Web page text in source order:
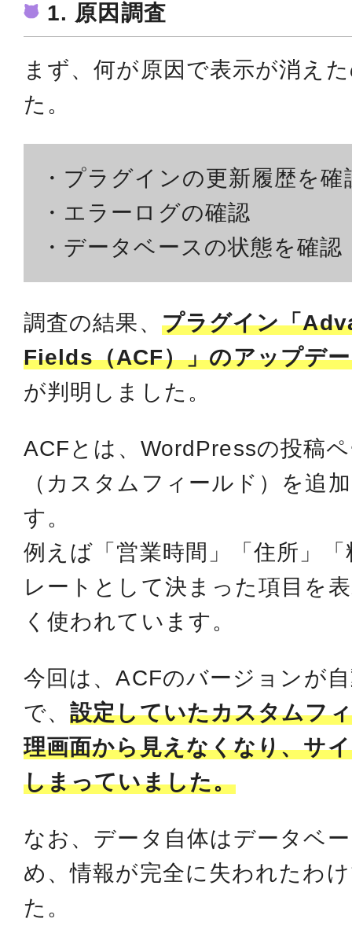
1. 原因調査
まず、何が原因で表示が消え
た。
・プラグインの更新履歴を確
・エラーログの確認
・データベースの状態を確認
調査の結果、 プラグイン「
Fields（ACF）」のアップデ
が判明しました。
ACFとは、WordPressの投稿
（カスタムフィールド）を追
す。
例えば「営業時間」「住所」
レートとして決まった項目を
く使われています。
今回は、ACFのバージョンが
で、設定していたカスタムフ
理画面から見えなくなり、サ
しまっていました。
なお、データ自体はデータベ
め、情報が完全に失われたわ
た。